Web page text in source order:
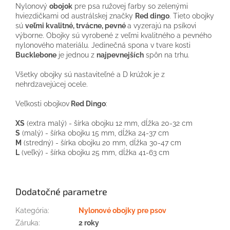
Nylonový obojok pre psa ružovej farby so zelenými
hviezdičkami od austrálskej značky Red dingo. Tieto obojky
sú veľmi kvalitné, trvácne, pevnéa vyzerajú na psíkovi
výborne. Obojky sú vyrobené z veľmi kvalitného a pevného
nylonového materiálu. Jedinečná spona v tvare kosti
Bucklebone je jednou z najpevnejších spôn na trhu.
Všetky obojky sú nastaviteľné a D krúžok je z
nehrdzavejúcej ocele.
Veľkosti obojkov Red Dingo:
XS (extra malý) - šírka obojku 12 mm, dĺžka 20-32 cm
S (malý) - šírka obojku 15 mm, dĺžka 24-37 cm
M (stredný) - šírka obojku 20 mm, dĺžka 30-47 cm
L (veľký) - šírka obojku 25 mm, dĺžka 41-63 cm
Dodatočné parametre
Kategória:
Nylonové obojky pre psov
Záruka:
2 roky